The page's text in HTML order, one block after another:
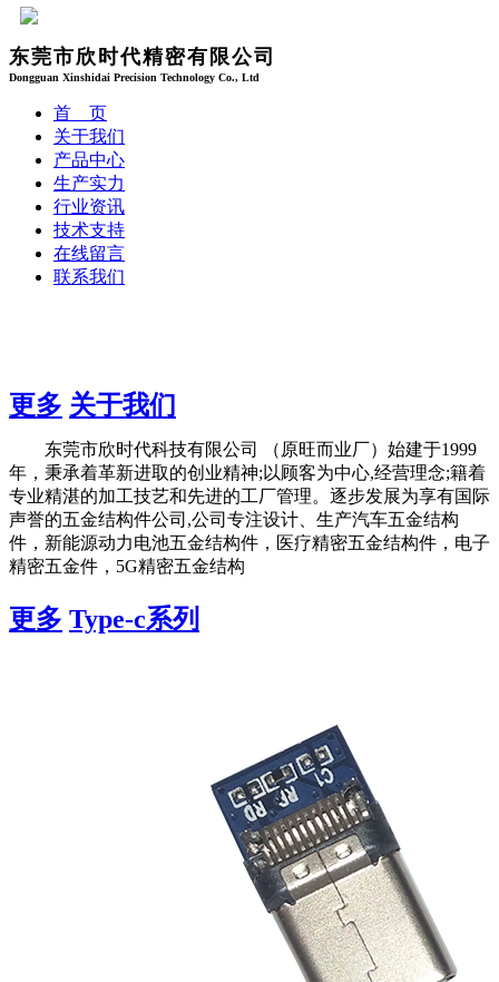
东莞市欣时代精密有限公司
Dongguan Xinshidai Precision Technology Co., Ltd
首 页
关于我们
产品中心
生产实力
行业资讯
技术支持
在线留言
联系我们
更多 关于我们
东莞市欣时代科技有限公司 （原旺而业厂）始建于1999
年，秉承着革新进取的创业精神;以顾客为中心,经营理念;籍着
专业精湛的加工技艺和先进的工厂管理。逐步发展为享有国际
声誉的五金结构件公司,公司专注设计、生产汽车五金结构
件，新能源动力电池五金结构件，医疗精密五金结构件，电子
精密五金件，5G精密五金结构
更多 Type-c系列